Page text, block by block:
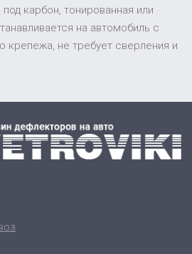
карбон, тонированная или
на автомобиль с
крепежа, не требует сверления и